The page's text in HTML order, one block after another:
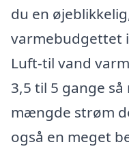
du en
varmebudgettet
Luft-til vand
3,5 til 5 gange
mængde strøm
også en meget